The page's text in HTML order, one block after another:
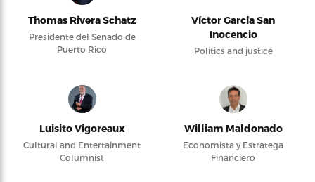
Thomas Rivera Schatz
Presidente del Senado de
Puerto Rico
Víctor García San
Inocencio
Politics and justice
Luisito Vigoreaux
Cultural and Entertainment
Columnist
William Maldonado
Economista y Estratega
Financiero